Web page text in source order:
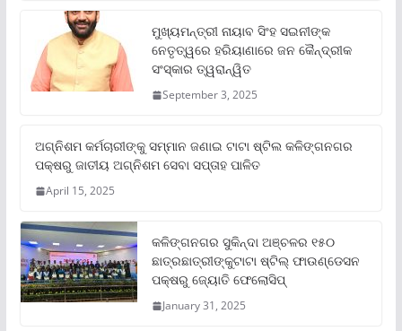
ମୁଖ୍ୟମନ୍ତ୍ରୀ ନାୟାବ ସିଂହ ସଇନୀଙ୍କ
ନେତୃତ୍ୱରେ ହରିୟାଣାରେ ଜନ କୈନ୍ଦ୍ରୀକ
ସଂସ୍କାର ତ୍ୱରାନ୍ୱିତ
September 3, 2025
ଅଗ୍ନିଶମ କର୍ମଚାରୀଙ୍କୁ ସମ୍ମାନ ଜଣାଇ ଟାଟା ଷ୍ଟିଲ କଳିଙ୍ଗନଗର
ପକ୍ଷରୁ ଜାତୀୟ ଅଗ୍ନିଶମ ସେବା ସପ୍ତାହ ପାଳିତ
April 15, 2025
କଳିଙ୍ଗନଗର ସୁକିନ୍ଦା ଅଞ୍ଚଳର ୧୫୦
ଛାତ୍ରଛାତ୍ରୀଙ୍କୁଟାଟା ଷ୍ଟିଲ୍ ଫାଉଣ୍ଡେସନ
ପକ୍ଷରୁ ଜ୍ୟୋତି ଫେଲୋସିପ୍‌
January 31, 2025